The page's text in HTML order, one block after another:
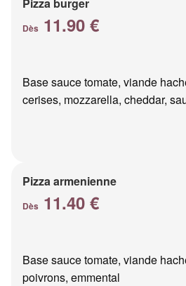
Dès 11.90 €
Base sauce tomate, viande
cerises, mozzarella, cheddar,
Pizza armenienne
Dès 11.40 €
Base sauce tomate, viande
poivrons, emmental